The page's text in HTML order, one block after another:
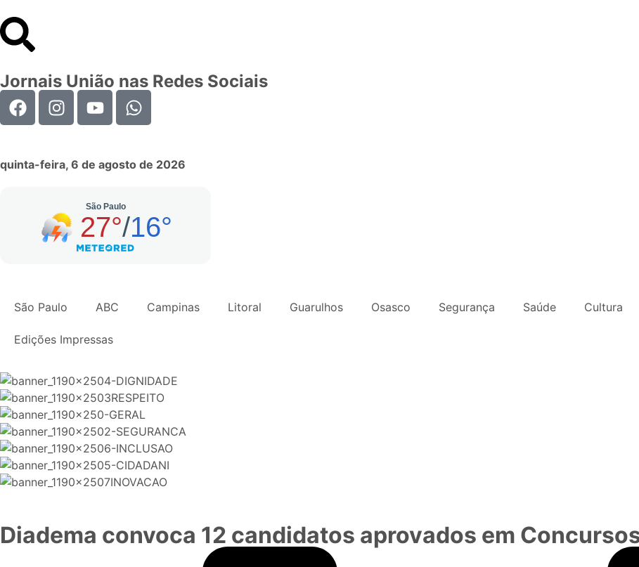
Jornais União nas Redes Sociais
quinta-feira, 6 de agosto de 2026
São Paulo ABC Campinas Litoral Guarulhos Osasco Segurança Saúde Cultura
Edições Impressas
Diadema convoca 12 candidatos aprovados em